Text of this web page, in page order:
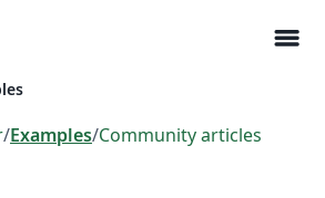
menu
/Examples/Community articles